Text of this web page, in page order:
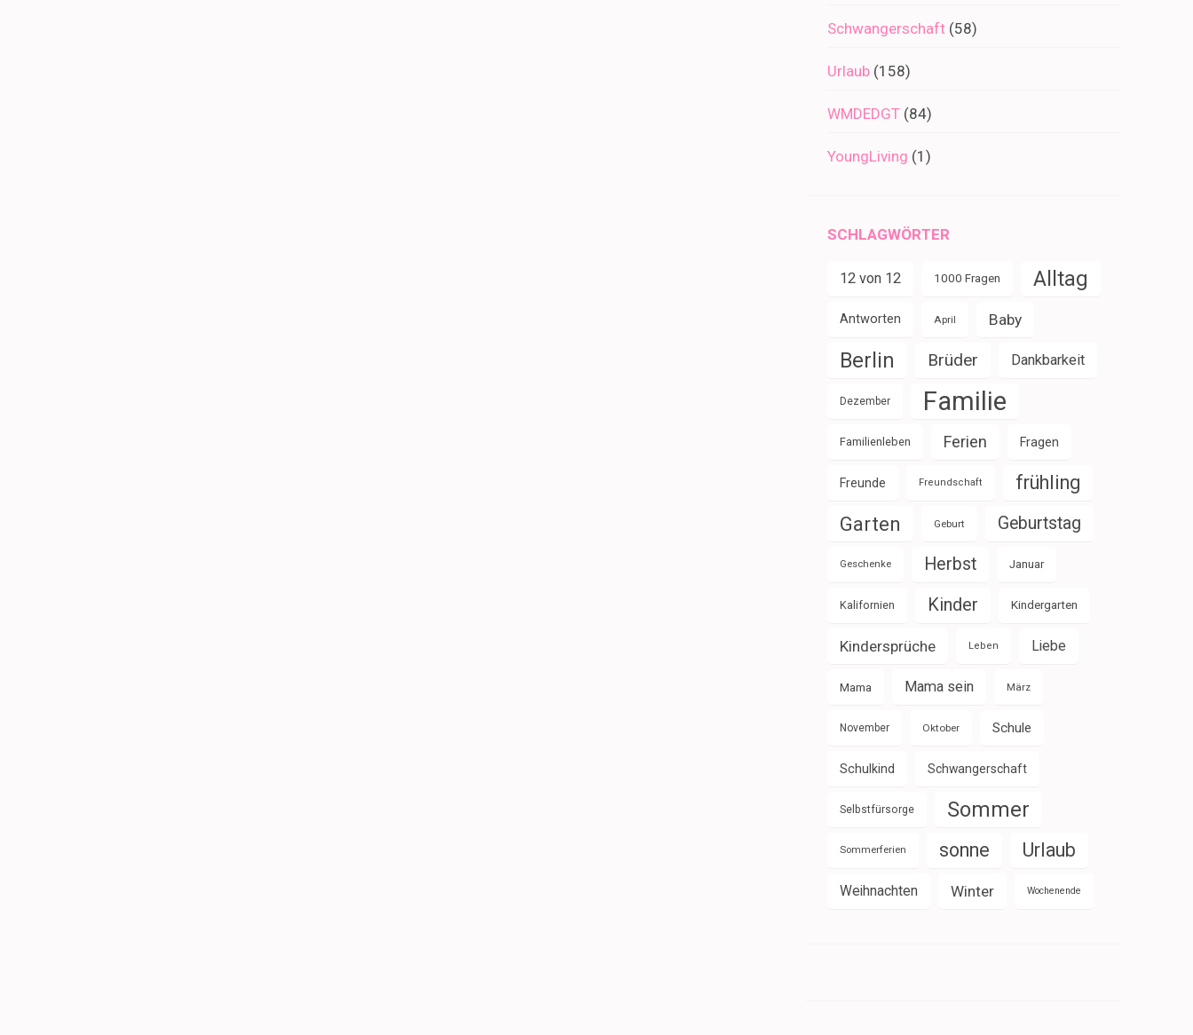
Schwangerschaft (58)
Urlaub (158)
WMDEDGT (84)
YoungLiving (1)
SCHLAGWÖRTER
12 von 12 1000 Fragen Alltag
Antworten April Baby
Berlin Brüder Dankbarkeit
Dezember Familie
Familienleben Ferien Fragen
Freunde Freundschaft frühling
Garten Geburt Geburtstag
Geschenke Herbst Januar
Kalifornien Kinder Kindergarten
Kindersprüche Leben Liebe
Mama Mama sein März
November Oktober Schule
Schulkind Schwangerschaft
Selbstfürsorge Sommer
Sommerferien sonne Urlaub
Weihnachten Winter Wochenende